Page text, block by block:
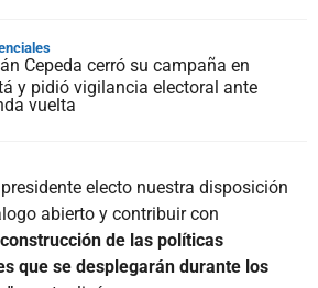
Cepeda cerró su campaña en
y pidió vigilancia electoral ante
vuelta
electo nuestra disposición
abierto y contribuir con
de las políticas
que se desplegarán durante los